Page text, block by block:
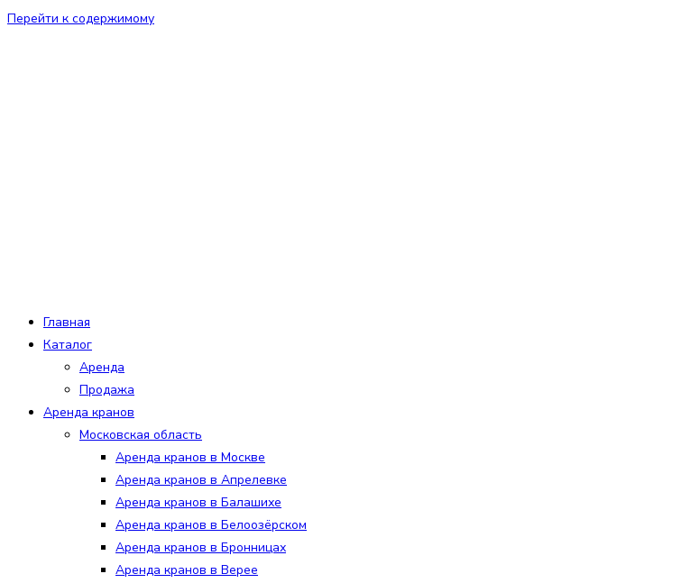
Перейти к содержимому
Главная
Каталог
Аренда
Продажа
Аренда кранов
Московская область
Аренда кранов в Москве
Аренда кранов в Апрелевке
Аренда кранов в Балашихе
Аренда кранов в Белоозёрском
Аренда кранов в Бронницах
Аренда кранов в Верее